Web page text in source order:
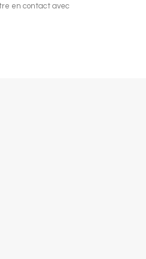
en contact avec